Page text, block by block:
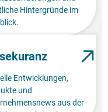
Hintergründe im
Entwicklungen,
und
aus der